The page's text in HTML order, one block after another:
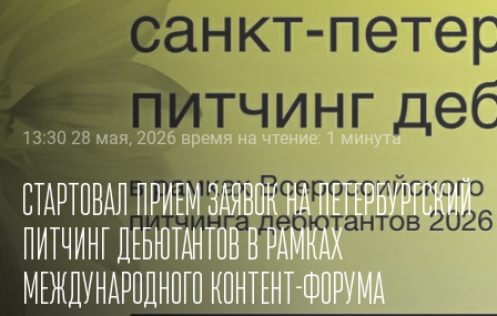
13:30 28 мая, 2026 время на чтение: 1 минута
Стартовал прием заявок на петербургский
питчинг дебютантов в рамках
международного контент-форума